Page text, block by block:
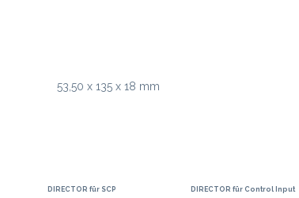
53,50 x 135 x 18 mm
DIRECTOR für SCP DIRECTOR für Control Input